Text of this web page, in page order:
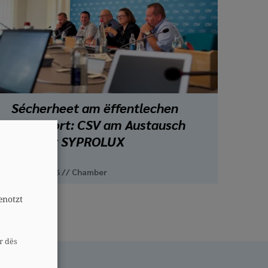
Sécherheet am ëffentlechen
Transport: CSV am Austausch
mat der SYPROLUX
21. Juli 2026 // Chamber
dës